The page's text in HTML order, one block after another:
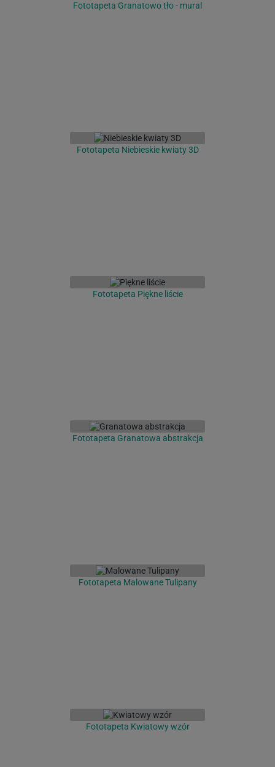
Fototapeta Granatowo tło - mural
Fototapeta Niebieskie kwiaty 3D
Fototapeta Piękne liście
Fototapeta Granatowa abstrakcja
Fototapeta Malowane Tulipany
Fototapeta Kwiatowy wzór